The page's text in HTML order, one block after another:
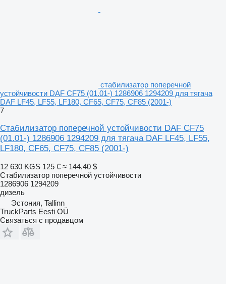
стабилизатор поперечной
устойчивости DAF CF75 (01.01-) 1286906 1294209 для тягача
DAF LF45, LF55, LF180, CF65, CF75, CF85 (2001-)
7
Стабилизатор поперечной устойчивости DAF CF75
(01.01-) 1286906 1294209 для тягача DAF LF45, LF55,
LF180, CF65, CF75, CF85 (2001-)
12 630 KGS 125 € ≈ 144,40 $
Стабилизатор поперечной устойчивости
1286906 1294209
дизель
Эстония, Tallinn
TruckParts Eesti OÜ
Связаться с продавцом